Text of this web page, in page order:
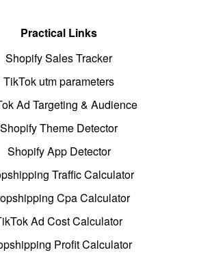
Practical Links
Shopify Sales Tracker
TikTok utm parameters
Ad Targeting & Audience
Shopify Theme Detector
Shopify App Detector
Traffic Calculator
Cpa Calculator
Ad Cost Calculator
Profit Calculator